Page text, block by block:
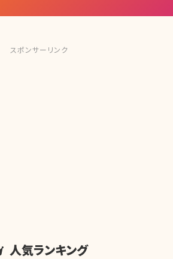
スポンサーリンク
人気ランキング